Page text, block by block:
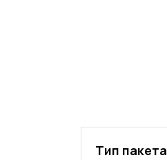
Тип пакета